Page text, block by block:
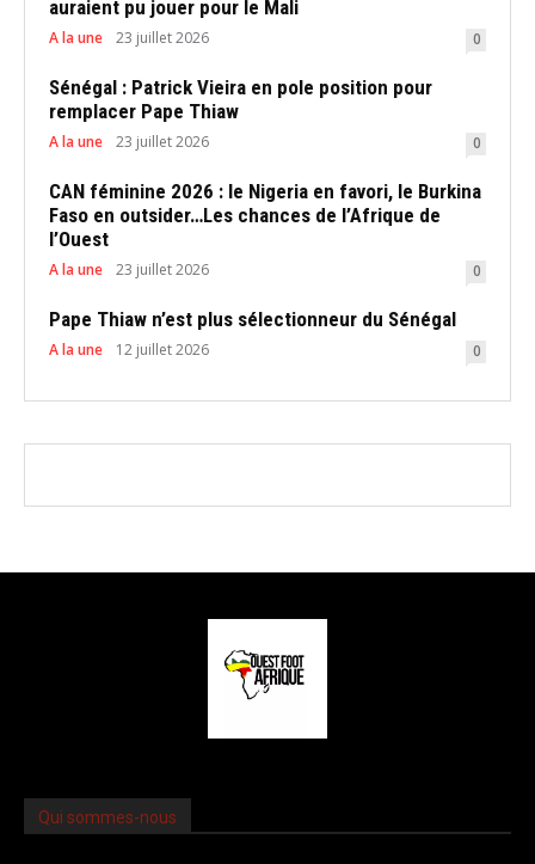
auraient pu jouer pour le Mali
A la une 23 juillet 2026 0
Sénégal : Patrick Vieira en pole position pour
remplacer Pape Thiaw
A la une 23 juillet 2026 0
CAN féminine 2026 : le Nigeria en favori, le Burkina
Faso en outsider…Les chances de l’Afrique de
l’Ouest
A la une 23 juillet 2026 0
Pape Thiaw n’est plus sélectionneur du Sénégal
A la une 12 juillet 2026 0
Qui sommes-nous